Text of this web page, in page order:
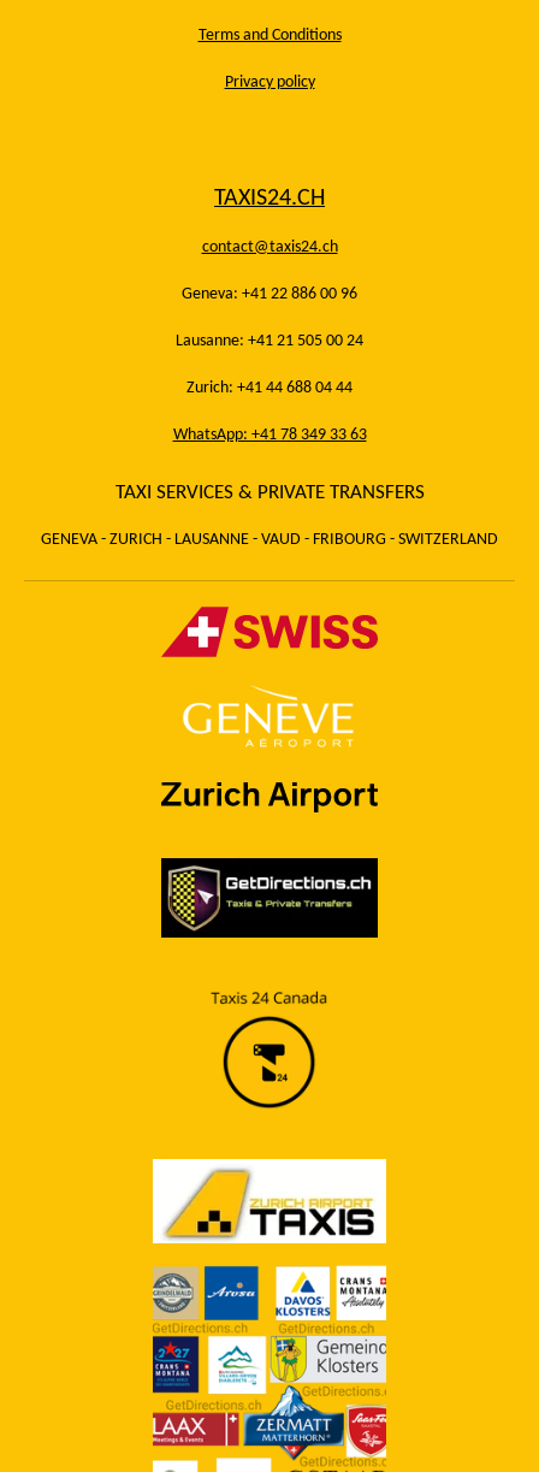
Terms and Conditions
Privacy policy
TAXIS24.CH
contact@taxis24.ch
Geneva: +41 22 886 00 96
Lausanne: +41 21 505 00 24
Zurich: +41 44 688 04 44
WhatsApp: +41 78 349 33 63
TAXI SERVICES & PRIVATE TRANSFERS
GENEVA - ZURICH - LAUSANNE - VAUD - FRIBOURG - SWITZERLAND